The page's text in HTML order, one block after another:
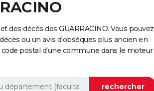
décès des GUARRACINO. Vous pouvez
ou un avis d'obsèques plus ancien en
postal d'une commune dans le moteur